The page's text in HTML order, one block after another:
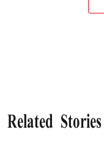
Related Stories